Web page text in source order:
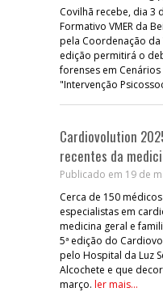
Covilhã recebe, dia 3
Formativo VMER da
pela Coordenação da
edição permitirá o
forenses em Cenários
"Intervenção
Cardiovolution
recentes da
Publicado em 19 de
Cerca de 150
especialistas em
medicina geral e
5ª edição do
pelo Hospital da Luz
Alcochete e que
março. ler mais...